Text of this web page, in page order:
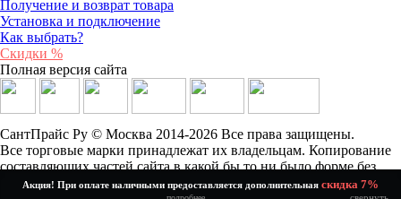
Акция! При оплате наличными предоставляется дополнительная скидка 7%
Получение и возврат товара
Установка и подключение
Как выбрать?
Скидки %
Полная версия сайта
СантПрайс Ру © Москва 2014-2026 Все права защищены.
Все торговые марки принадлежат их владельцам. Копирование
составляющих частей сайта в какой бы то ни было форме без
разрешения владельца авторских прав запрещено.